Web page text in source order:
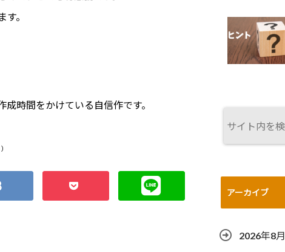
。
時間をかけている自信作です。
アーカイブ
2026年8月